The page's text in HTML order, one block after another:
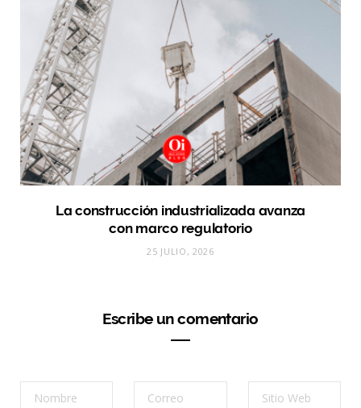
La construcción industrializada avanza
con marco regulatorio
25 JULIO, 2026
Escribe un comentario